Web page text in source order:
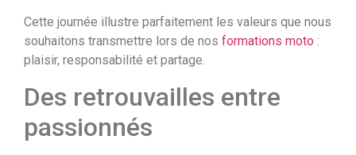
Cette journée illustre parfaitement les valeurs que nous
souhaitons transmettre lors de nos formations moto :
plaisir, responsabilité et partage.
Des retrouvailles entre
passionnés